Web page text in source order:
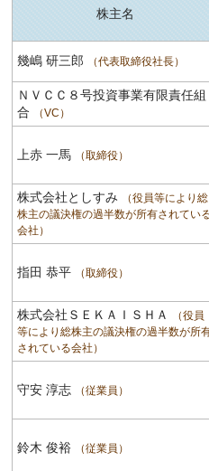
株主名
幾嶋 研三郎 代表取締役社長
ＮＶＣＣ８号投資事業有限責任組
合
VC
上赤 一馬 取締役
株式会社としすみ
役員等により総
株主の議決権の過半数が所有されてい
会社
指田 恭平 取締役
株式会社ＳＥＫＡＩＳＨＡ
役員
等により総株主の議決権の過半数が所
されている会社
守安 淳志 従業員
鈴木 俊裕 従業員